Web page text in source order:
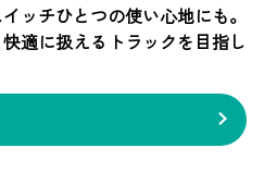
ッチひとつの使い心地にも。
適に扱えるトラックを目指し